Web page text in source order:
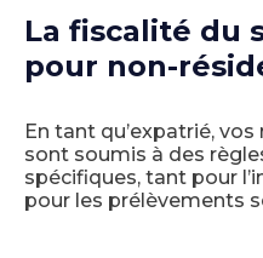
La fiscalité du
pour non-
En tant qu’expatrié,
sont soumis à des
spécifiques, tant pour
pour les prélèvements